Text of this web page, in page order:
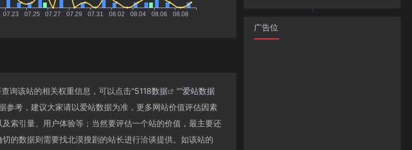
询该站的相关权重信息，可以点击"5118数据 ""爱站数据
参考，建议大家请以爱站数据为准，更多网站价值评估因素
索引量、用户体验等；当然要评估一个站的价值，最主要还
的数据则需要找北漠搜剧的站长进行洽谈提供。如该站的
广告位